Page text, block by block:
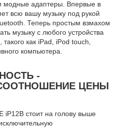
модные адаптеры. Впервые в
всю вашу музыку под рукой
Теперь простым взмахом
музыку с любого устройства
как iPad, iPod touch,
компьютера.
-
ЦЕНЫ
iP12B стоит на голову выше